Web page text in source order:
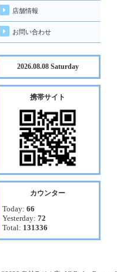
店舗情報
お問い合わせ
2026.08.08 Saturday
携帯サイト
カウンター
Today: 66
Yesterday: 72
Total: 131336